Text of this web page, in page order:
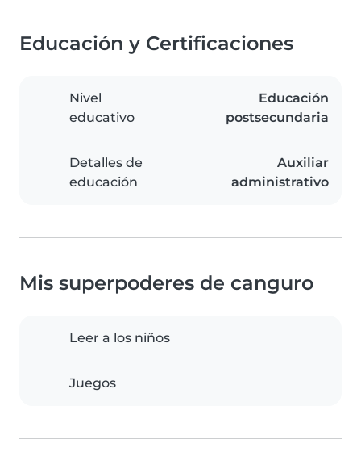
Educación y Certificaciones
Nivel
educativo
Educación
postsecundaria
Detalles de
educación
Auxiliar
administrativo
Mis superpoderes de canguro
Leer a los niños
Juegos